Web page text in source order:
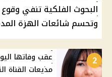
البحوث الفلكية تنفي
وتحسم شائعات الهزة
2
عقب وفاتها
مذيعات القناة